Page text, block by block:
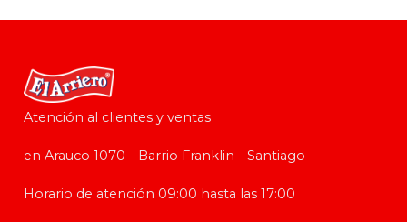
Atención al clientes y ventas
en Arauco 1070 - Barrio Franklin - Santiago
Horario de atención 09:00 hasta las 17:00